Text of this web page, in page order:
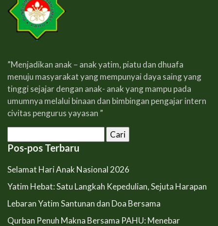
”Menjadikan anak – anak yatim, piatu dan dhuafa
menuju masyarakat yang mempunyai daya saing yang
tinggi sejajar dengan anak- anak yang mampu pada
umumnya melalui binaan dan bimbingan pengajar intern
civitas pengurus yayasan ”
untuk:
Pos-pos Terbaru
Selamat Hari Anak Nasional 2026
Yatim Hebat: Satu Langkah Kepedulian, Sejuta Harapan
Lebaran Yatim Santunan dan Doa Bersama
Qurban Penuh Makna Bersama PAHU: Menebar